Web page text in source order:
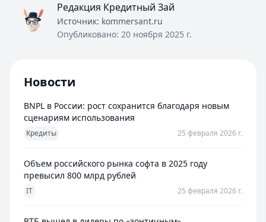
Редакция Кредитный Зай
Источник: kommersant.ru
Опубликовано: 20 ноября 2025 г.
Новости
BNPL в России: рост сохранится благодаря новым
сценариям использования
Кредиты 25 февраля 2026 г.
Объем российского рынка софта в 2025 году
превысил 800 млрд рублей
IT 25 февраля 2026 г.